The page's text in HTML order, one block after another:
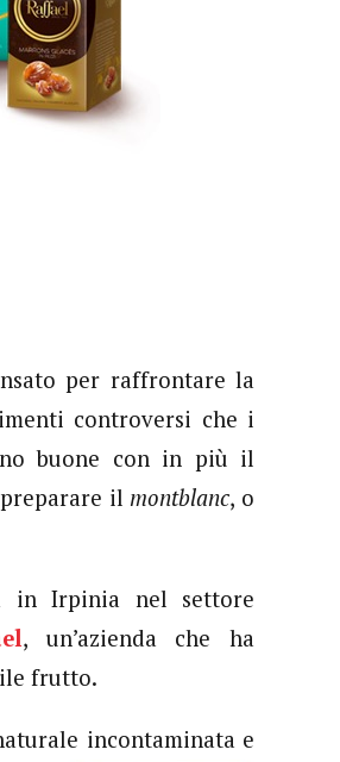
per raffrontare la
controversi che i
buone con in più il
il montblanc, o
in Irpinia nel settore
, un’azienda che ha
frutto.
incontaminata e